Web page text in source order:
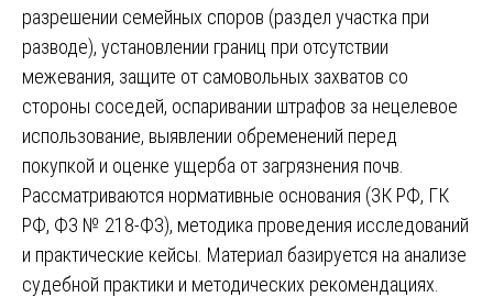
разрешении семейных споров (раздел участка при
разводе), установлении границ при отсутствии
межевания, защите от самовольных захватов со
стороны соседей, оспаривании штрафов за нецелевое
использование, выявлении обременений перед
покупкой и оценке ущерба от загрязнения почв.
Рассматриваются нормативные основания (ЗК РФ, ГК
РФ, ФЗ № 218-ФЗ), методика проведения исследований
и практические кейсы. Материал базируется на анализе
судебной практики и методических рекомендациях.